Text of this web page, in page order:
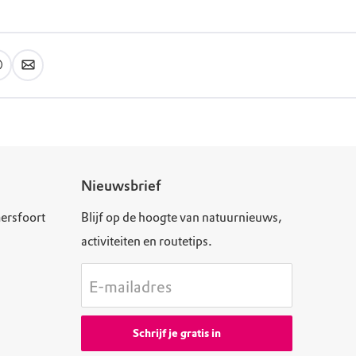
Nieuwsbrief
Blijf op de hoogte van natuurnieuws,
activiteiten en routetips.
E-mailadres
Schrijf je gratis in